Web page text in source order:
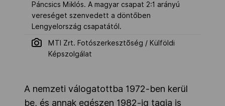
Páncsics Miklós. A magyar csapat 2:1 arányú
vereséget szenvedett a döntőben
Lengyelország csapatától.
MTI Zrt. Fotószerkesztõség / Külföldi
Képszolgálat
A nemzeti válogatottba 1972-ben kerül
be, és annak egészen 1982-ig tagja is